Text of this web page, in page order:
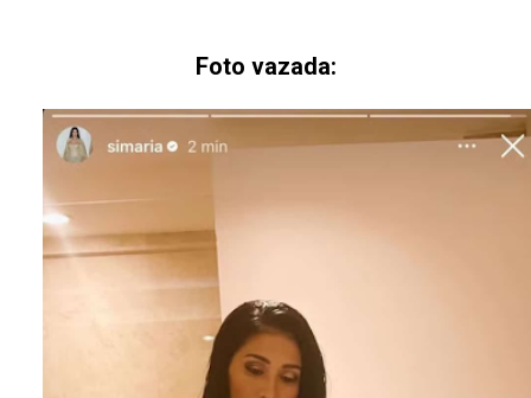
Foto vazada: